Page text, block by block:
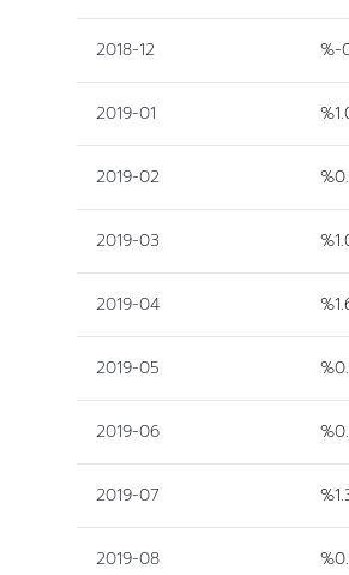
2018-12 %-
2019-01
2019-02
2019-03
2019-04
2019-05
2019-06
2019-07
2019-08